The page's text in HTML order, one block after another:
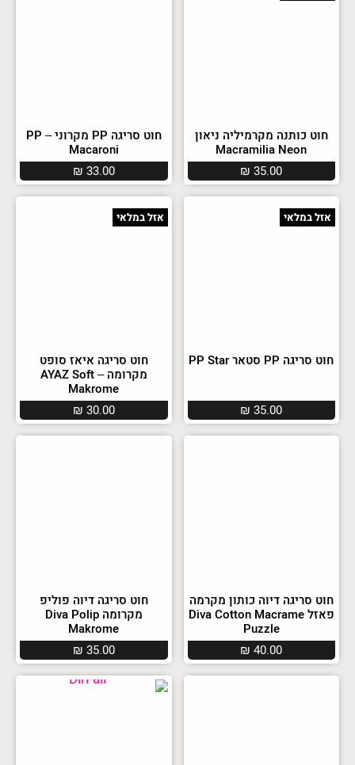
חוט כותנה מקרמיליה ניאון
Macramilia Neon
₪ 35.00
חוט סריגה PP מקרוני – PP
Macaroni
₪ 33.00
אזל במלאי
חוט סריגה PP סטאר PP Star
₪ 35.00
אזל במלאי
חוט סריגה איאז סופט
מקרומה – AYAZ Soft
Makrome
₪ 30.00
חוט סריגה דיוה כותון מקרמה
פאזל Diva Cotton Macrame
Puzzle
₪ 40.00
חוט סריגה דיוה פוליפ
מקרומה Diva Polip
Makrome
₪ 35.00